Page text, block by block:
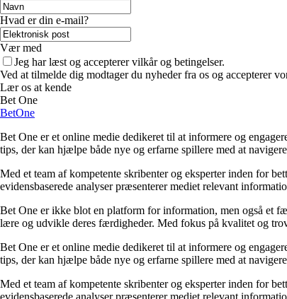
Hvad er din e-mail?
Vær med
Jeg har læst og accepterer vilkår og betingelser.
Ved at tilmelde dig modtager du nyheder fra os og accepterer
Lær os at kende
Bet One
BetOne
Bet One er et online medie dedikeret til at informere og
tips, der kan hjælpe både nye og erfarne spillere med at
Med et team af kompetente skribenter og eksperter inden for
evidensbaserede analyser præsenterer mediet relevant
Bet One er ikke blot en platform for information, men også et
lære og udvikle deres færdigheder. Med fokus på kvalitet og
Bet One er et online medie dedikeret til at informere og
tips, der kan hjælpe både nye og erfarne spillere med at
Med et team af kompetente skribenter og eksperter inden for
evidensbaserede analyser præsenterer mediet relevant